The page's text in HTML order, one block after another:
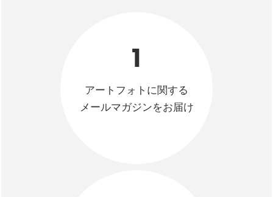
1
アートフォトに関する
メールマガジンをお届け